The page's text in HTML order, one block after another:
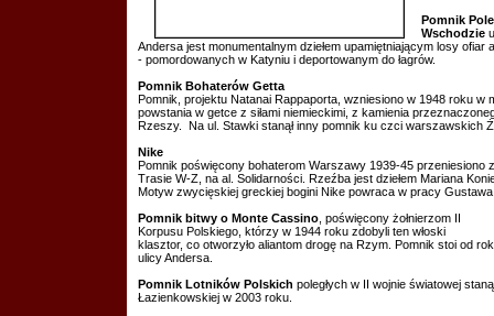
Pomnik
Wschodzie
Andersa jest monumentalnym dziełem upamiętniającym losy ofiar
- pomordowanych w Katyniu i deportowanym do łagrów.
Pomnik Bohaterów Getta
Pomnik, projektu Natanai Rappaporta, wzniesiono w 1948 roku w
powstania w getce z siłami niemieckimi, z kamienia
Rzeszy. Na ul. Stawki stanął inny pomnik ku czci warszawskich
Nike
Pomnik poświęcony bohaterom Warszawy 1939-45 przeniesiono
Trasie W-Z, na al. Solidarności. Rzeźba jest dziełem Mariana
Motyw zwycięskiej greckiej bogini Nike powraca w pracy Gustawa
Pomnik bitwy o Monte Cassino , poświęcony żołnierzom II
Korpusu Polskiego, którzy w 1944 roku zdobyli ten włoski
klasztor, co otworzyło aliantom drogę na Rzym. Pomnik stoi od
ulicy Andersa.
Pomnik Lotników Polskich poległych w II wojnie światowej
Łazienkowskiej w 2003 roku.